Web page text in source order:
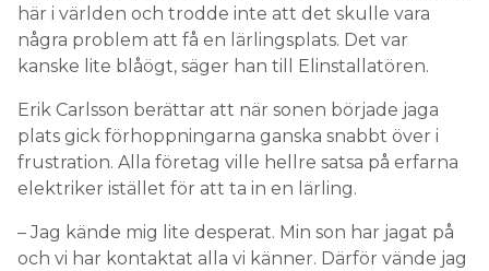
här i världen och trodde inte att det skulle vara
några problem att få en lärlingsplats. Det var
kanske lite blåögt, säger han till Elinstallatören.
Erik Carlsson berättar att när sonen började jaga
plats gick förhoppningarna ganska snabbt över i
frustration. Alla företag ville hellre satsa på erfarna
elektriker istället för att ta in en lärling.
– Jag kände mig lite desperat. Min son har jagat på
och vi har kontaktat alla vi känner. Därför vände jag